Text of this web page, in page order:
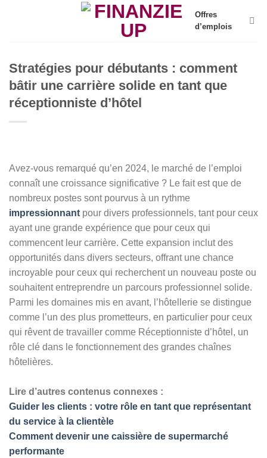
Offres
d’emplois
Stratégies pour débutants : comment
bâtir une carrière solide en tant que
réceptionniste d’hôtel
Avez-vous remarqué qu’en 2024, le marché de l’emploi
connaît une croissance significative ? Le fait est que de
nombreux postes sont pourvus à un rythme
impressionnant pour divers professionnels, tant pour ceux
ayant une grande expérience que pour ceux qui
commencent leur carrière. Cette expansion inclut des
opportunités dans divers secteurs, offrant une chance
incroyable pour ceux qui recherchent un nouveau poste ou
souhaitent entreprendre un parcours professionnel solide.
Parmi les domaines mis en avant, l’hôtellerie se distingue
comme l’un des plus prometteurs, en particulier pour ceux
qui rêvent de travailler comme Réceptionniste d’hôtel, un
rôle clé dans le fonctionnement des grandes chaînes
hôtelières.
Lire d’autres contenus connexes :
Guider les clients : votre rôle en tant que représentant
du service à la clientèle
Comment devenir une caissière de supermarché
performante